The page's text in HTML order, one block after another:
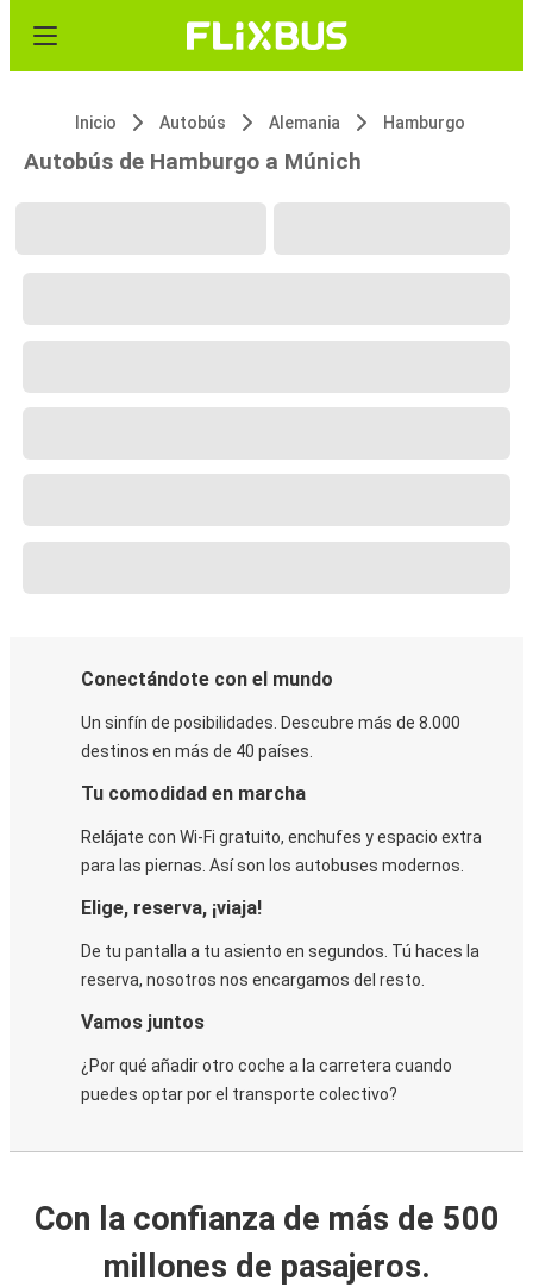
Inicio Autobús Alemania Hamburgo
Autobús de Hamburgo a Múnich
Conectándote con el mundo
Un sinfín de posibilidades. Descubre más de 8.000
destinos en más de 40 países.
Tu comodidad en marcha
Relájate con Wi-Fi gratuito, enchufes y espacio extra
para las piernas. Así son los autobuses modernos.
Elige, reserva, ¡viaja!
De tu pantalla a tu asiento en segundos. Tú haces la
reserva, nosotros nos encargamos del resto.
Vamos juntos
¿Por qué añadir otro coche a la carretera cuando
puedes optar por el transporte colectivo?
Con la confianza de más de 500
millones de pasajeros.